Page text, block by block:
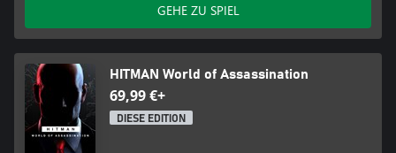
GEHE ZU SPIEL
HITMAN World of Assassination
69,99 €+
DIESE EDITION